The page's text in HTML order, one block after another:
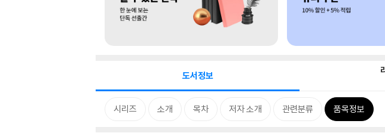
도서정보
시리즈 소개 목차 저자 소개 관련분류 품목정보